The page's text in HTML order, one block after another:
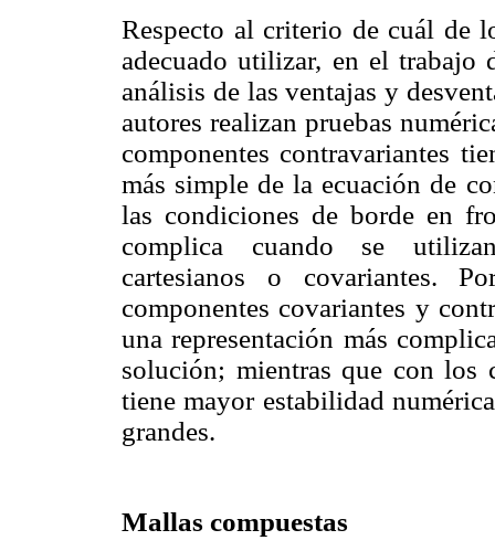
Respecto al criterio de cuál de
adecuado utilizar, en el trabajo
análisis de las ventajas y
autores realizan pruebas
componentes contravariantes
más simple de la ecuación de
las condiciones de borde en
complica cuando se
cartesianos o covariantes.
componentes covariantes y
una representación más
solución; mientras que con los
tiene mayor estabilidad
grandes.
Mallas compuestas